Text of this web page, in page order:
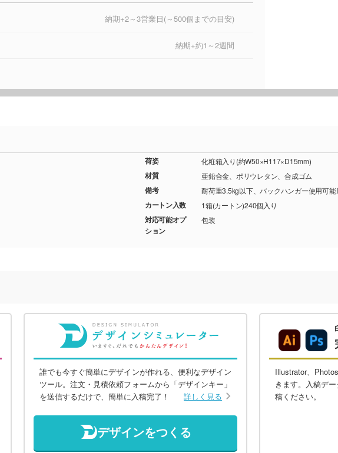
納期+2～3営業日(～500個までの目安)
納期+約1～2週間
荷姿 化粧箱入り(約W50×H117×D15mm)
材質 亜鉛合金、ポリウレタン、合成ゴム
備考 耐荷重3.5kg以下、バックハンガー使用可
カートン入数 1箱(カートン)240個入り
対応可能オプ
ション
包装
誰でも今すぐ簡単にデザインが作れる、便利なデザイン
ツール。注文・見積依頼フォームから「デザインキー」
を送信するだけで、簡単に入稿完了！
詳しく見る
デザインをつくる
Illustrator、
きます。入稿デ
稿ください。